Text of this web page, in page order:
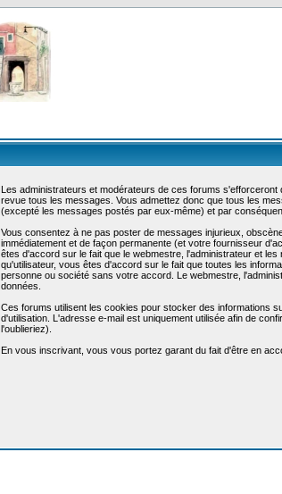
Les administrateurs et modérateurs de ces forums
revue tous les messages. Vous admettez donc que tous les
(excepté les messages postés par eux-même) et par
Vous consentez à ne pas poster de messages injurieux,
immédiatement et de façon permanente (et votre fournisseur
êtes d'accord sur le fait que le webmestre, l'administrateur et
qu'utilisateur, vous êtes d'accord sur le fait que toutes les
personne ou société sans votre accord. Le webmestre,
données.
Ces forums utilisent les cookies pour stocker des informations
d'utilisation. L'adresse e-mail est uniquement utilisée afin de
l'oublieriez).
En vous inscrivant, vous vous portez garant du fait d'être en